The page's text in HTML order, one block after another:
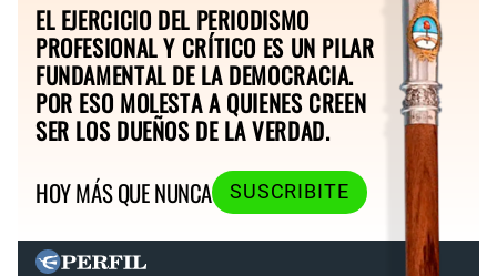
EL EJERCICIO DEL PERIODISMO
PROFESIONAL Y CRÍTICO ES UN PILAR
FUNDAMENTAL DE LA DEMOCRACIA.
POR ESO MOLESTA A QUIENES CREEN
SER LOS DUEÑOS DE LA VERDAD.
HOY MÁS QUE NUNCA
SUSCRIBITE